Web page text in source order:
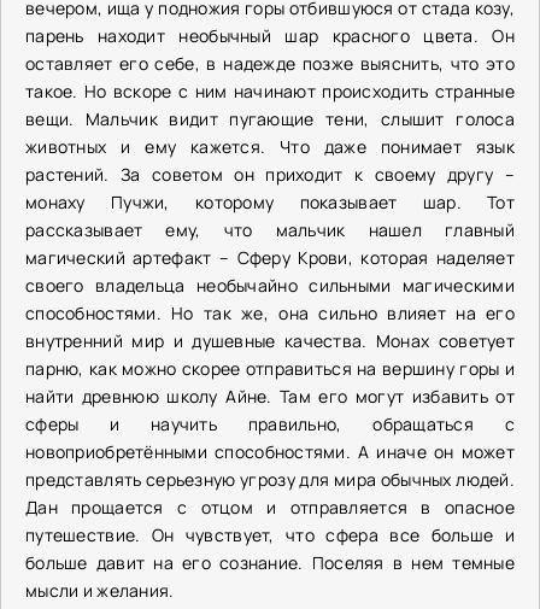
вечером, ища у подножия горы отбившуюся от стада козу,
парень находит необычный шар красного цвета. Он
оставляет его себе, в надежде позже выяснить, что это
такое. Но вскоре с ним начинают происходить странные
вещи. Мальчик видит пугающие тени, слышит голоса
животных и ему кажется. Что даже понимает язык
растений. За советом он приходит к своему другу –
монаху Пучжи, которому показывает шар. Тот
рассказывает ему, что мальчик нашел главный
магический артефакт – Сферу Крови, которая наделяет
своего владельца необычайно сильными магическими
способностями. Но так же, она сильно влияет на его
внутренний мир и душевные качества. Монах советует
парню, как можно скорее отправиться на вершину горы и
найти древнюю школу Айне. Там его могут избавить от
сферы и научить правильно, обращаться с
новоприобретёнными способностями. А иначе он может
представлять серьезную угрозу для мира обычных людей.
Дан прощается с отцом и отправляется в опасное
путешествие. Он чувствует, что сфера все больше и
больше давит на его сознание. Поселяя в нем темные
мысли и желания.